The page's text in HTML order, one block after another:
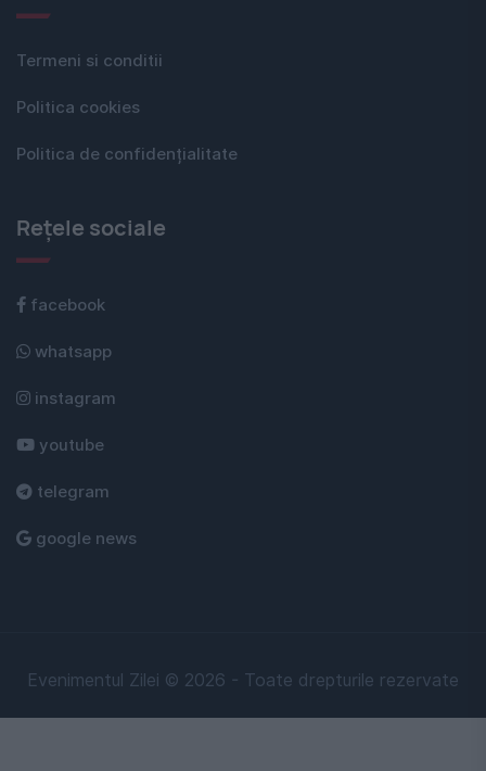
Termeni si conditii
Politica cookies
Politica de confidențialitate
Rețele sociale
facebook
whatsapp
instagram
youtube
telegram
google news
Evenimentul Zilei © 2026 - Toate drepturile rezervate